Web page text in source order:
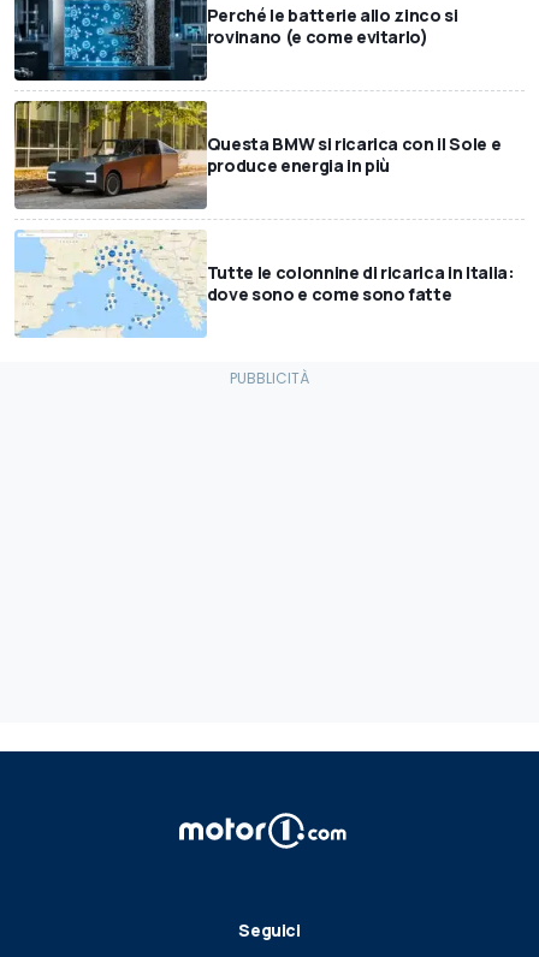
Perché le batterie allo zinco si
rovinano (e come evitarlo)
Questa BMW si ricarica con il Sole e
produce energia in più
Tutte le colonnine di ricarica in Italia:
dove sono e come sono fatte
Seguici